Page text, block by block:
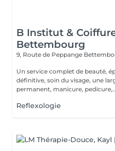
B Institut &
Bettembourg
9, Route de Peppange
Un service complet de beauté,
définitive, soin du visage, une
permanent, manicure,
Reflexologie